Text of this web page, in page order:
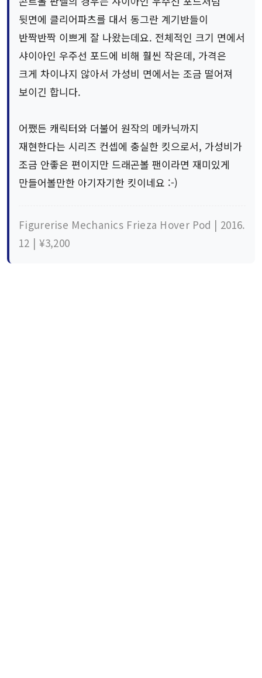
뒷면에 클리어파츠를 대서 동그란 계기반들이
반짝반짝 이쁘게 잘 나왔는데요. 전체적인 크기 면에서
샤이아인 우주선 포드에 비해 훨씬 작은데, 가격은
크게 차이나지 않아서 가성비 면에서는 조금 떨어져
보이긴 합니다.
어쨌든 캐릭터와 더불어 원작의 메카닉까지
재현한다는 시리즈 컨셉에 충실한 킷으로서, 가성비가
조금 안좋은 편이지만 드래곤볼 팬이라면 재미있게
만들어볼만한 아기자기한 킷이네요 :-)
Figurerise Mechanics Frieza Hover Pod | 2016.
12 | ¥3,200